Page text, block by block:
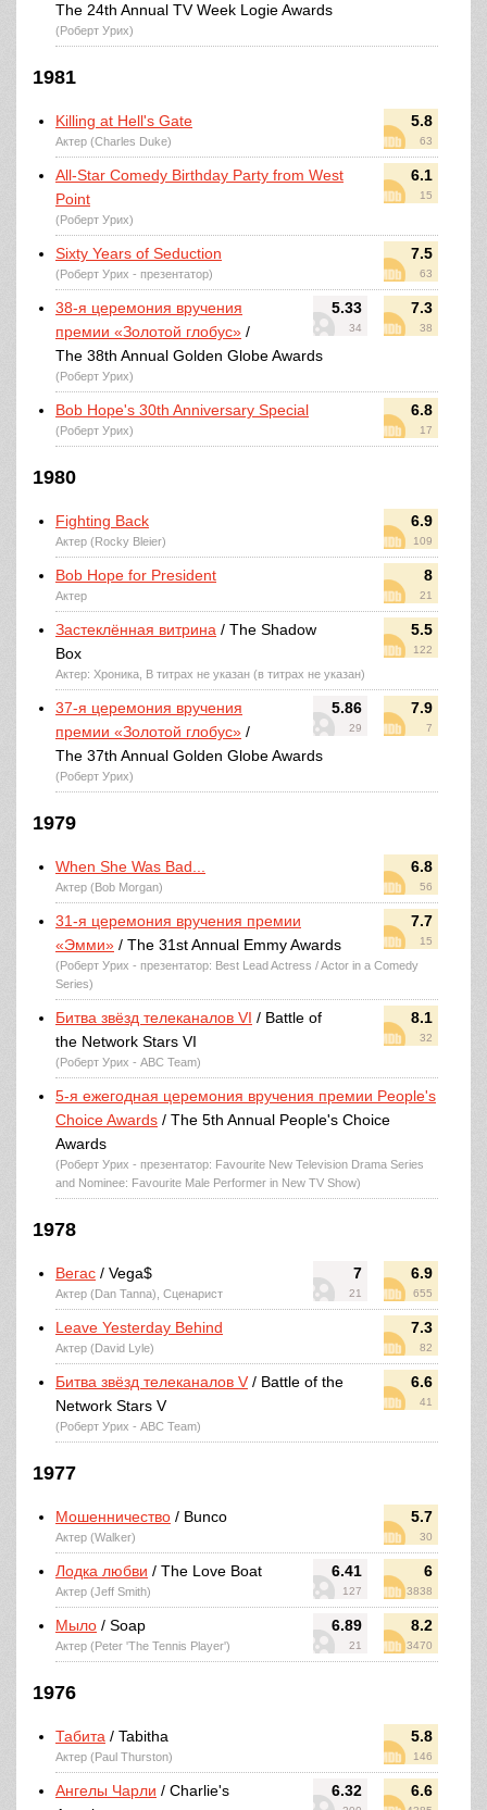
The 24th Annual TV Week Logie Awards
(Роберт Урих)
1981
5.8
63
Killing at Hell's Gate
Актер (Charles Duke)
6.1
15
All-Star Comedy Birthday Party from West
Point
(Роберт Урих)
7.5
63
Sixty Years of Seduction
(Роберт Урих - презентатор)
5.33
34
7.3
38
38-я церемония вручения
премии «Золотой глобус» /
The 38th Annual Golden Globe Awards
(Роберт Урих)
6.8
17
Bob Hope's 30th Anniversary Special
(Роберт Урих)
1980
6.9
109
Fighting Back
Актер (Rocky Bleier)
8
21
Bob Hope for President
Актер
5.5
122
Застеклённая витрина / The Shadow
Box
Актер: Хроника, В титрах не указан (в титрах не указан)
5.86
29
7.9
7
37-я церемония вручения
премии «Золотой глобус» /
The 37th Annual Golden Globe Awards
(Роберт Урих)
1979
6.8
56
When She Was Bad...
Актер (Bob Morgan)
7.7
15
31-я церемония вручения премии
«Эмми» / The 31st Annual Emmy Awards
(Роберт Урих - презентатор: Best Lead Actress / Actor in a Comedy
Series)
8.1
32
Битва звёзд телеканалов VI / Battle of
the Network Stars VI
(Роберт Урих - ABC Team)
5-я ежегодная церемония вручения премии People's
Choice Awards / The 5th Annual People's Choice
Awards
(Роберт Урих - презентатор: Favourite New Television Drama Series
and Nominee: Favourite Male Performer in New TV Show)
1978
7
21
6.9
655
Вегас / Vega$
Актер (Dan Tanna), Сценарист
7.3
82
Leave Yesterday Behind
Актер (David Lyle)
6.6
41
Битва звёзд телеканалов V / Battle of the
Network Stars V
(Роберт Урих - ABC Team)
1977
5.7
30
Мошенничество / Bunco
Актер (Walker)
6.41
127
6
3838
Лодка любви / The Love Boat
Актер (Jeff Smith)
6.89
21
8.2
3470
Мыло / Soap
Актер (Peter 'The Tennis Player')
1976
5.8
146
Табита / Tabitha
Актер (Paul Thurston)
6.32 6.6
Ангелы Чарли / Charlie's